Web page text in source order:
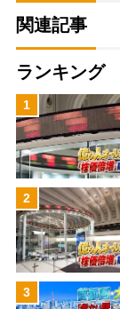
関連記事
ランキング
1
2
3